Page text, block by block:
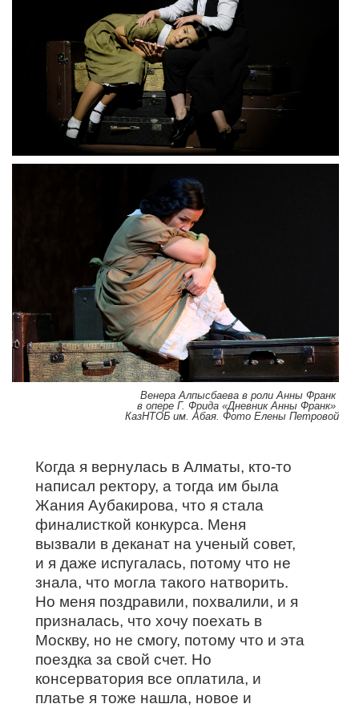
Венера Алпысбаева в роли Анны Франк
в опере Г. Фрида «Дневник Анны Франк»
КазНТОБ им. Абая. Фото Елены Петровой
Когда я вернулась в Алматы, кто-то
написал ректору, а тогда им была
Жания Аубакирова, что я стала
финалисткой конкурса. Меня
вызвали в деканат на ученый совет,
и я даже испугалась, потому что не
знала, что могла такого натворить.
Но меня поздравили, похвалили, и я
призналась, что хочу поехать в
Москву, но не смогу, потому что и эта
поездка за свой счет. Но
консерватория все оплатила, и
платье я тоже нашла, новое и